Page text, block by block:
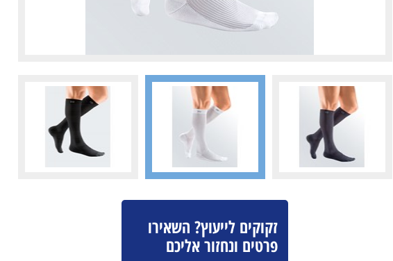
זקוקים לייעוץ? השאירו
פרטים ונחזור אליכם